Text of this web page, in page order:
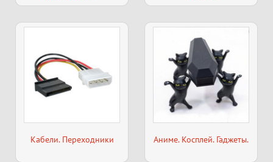
Кабели. Переходники Аниме. Косплей. Гаджеты.